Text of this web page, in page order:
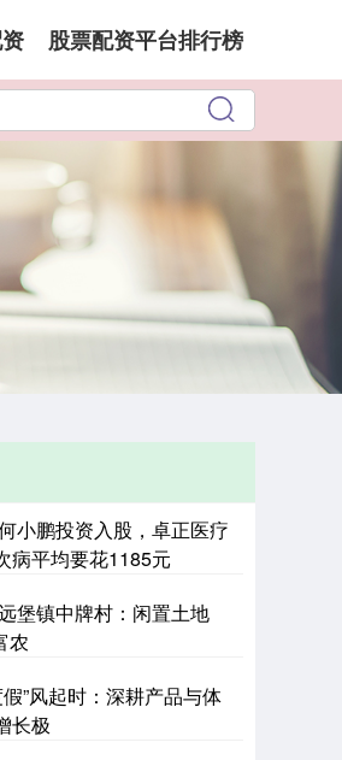
股票配资平台排行榜
小鹏投资入股，卓正医疗
病平均要花1185元
堡镇中牌村：闲置土地
农
”风起时：深耕产品与体
长极